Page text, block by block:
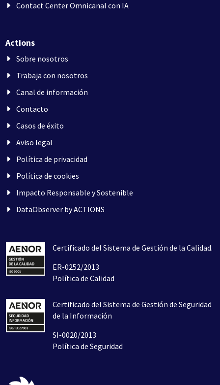
Contact Center Omnicanal con IA
Actions
Sobre nosotros
Trabaja con nosotros
Canal de información
Contacto
Casos de éxito
Aviso legal
Política de privacidad
Política de cookies
Impacto Responsable y Sostenible
DataObserver by ACTIONS
Certificado del Sistema de Gestión de la Calidad.
ER-0252/2013
Política de Calidad
Certificado del Sistema de Gestión de Seguridad
de la Información
SI-0020/2013
Política de Seguridad